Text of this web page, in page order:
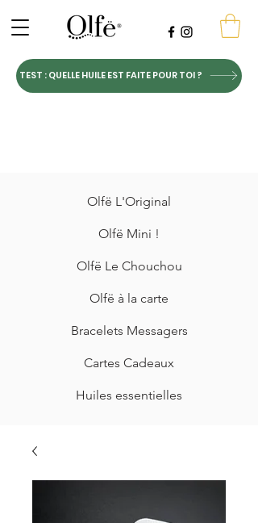
TEST : QUELLE HUILE EST FAITE POUR TOI ?
Olfë L'Original
Olfë Mini !
Olfë Le Chouchou
Olfë à la carte
Bracelets Messagers
Cartes Cadeaux
Huiles essentielles